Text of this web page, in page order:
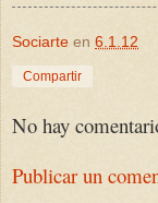
Sociarte en 6.1.12
Compartir
No hay
Publicar un